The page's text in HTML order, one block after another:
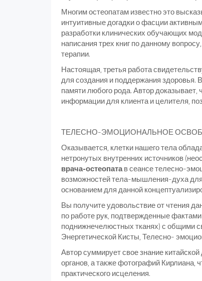
Многим остеопатам известно это
интуитивные догадки о фасции
разработки клинических обучающих
написания трех книг по данному
терапии.
Настоящая, третья работа
для создания и поддержания здоровья.
памяти любого рода. Автор
информации для клиента и целителя,
ТЕЛЕСНО-ЭМОЦИОНАЛЬНОЕ
Оказывается, клетки нашего тела
нетронутых внутренних источников
врача-остеопатав сеансе телесно-
возможностей тела-мышления-духа
основанием для данной
Вы получите удовольствие от чтения
по работе рук, подтвержденные
поднижнечелюстных тканях) с общими
Энергетической Кисты, Телесно-
Автор суммирует свое знание
органов, а также фотографий Кирлиана,
практического исцеления.